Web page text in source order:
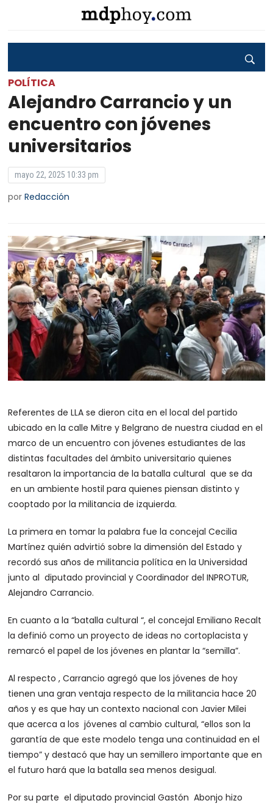
POLÍTICA
Alejandro Carrancio y un
encuentro con jóvenes
universitarios
mayo 22, 2025 10:33 pm
porRedacción
Referentes de LLA se dieron cita en el local del partido
ubicado en la calle Mitre y Belgrano de nuestra ciudad en el
marco de un encuentro con jóvenes estudiantes de las
distintas facultades del ámbito universitario quienes
resaltaron la importancia de la batalla cultural que se da
en un ambiente hostil para quienes piensan distinto y
cooptado por la militancia de izquierda.
La primera en tomar la palabra fue la concejal Cecilia
Martínez quién advirtió sobre la dimensión del Estado y
recordó sus años de militancia política en la Universidad
junto al diputado provincial y Coordinador del INPROTUR,
Alejandro Carrancio.
En cuanto a la “batalla cultural “, el concejal Emiliano Recalt
la definió como un proyecto de ideas no cortoplacista y
remarcó el papel de los jóvenes en plantar la “semilla”.
Al respecto , Carrancio agregó que los jóvenes de hoy
tienen una gran ventaja respecto de la militancia hace 20
años y es que hay un contexto nacional con Javier Milei
que acerca a los jóvenes al cambio cultural, “ellos son la
garantía de que este modelo tenga una continuidad en el
tiempo” y destacó que hay un semillero importante que en
el futuro hará que la batalla sea menos desigual.
Por su parte el diputado provincial Gastón Abonjo hizo